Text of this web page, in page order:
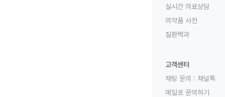
실시간 의료상담
의약품 사전
질환백과
고객센터
채팅 문의 : 채널톡
메일로 문의하기